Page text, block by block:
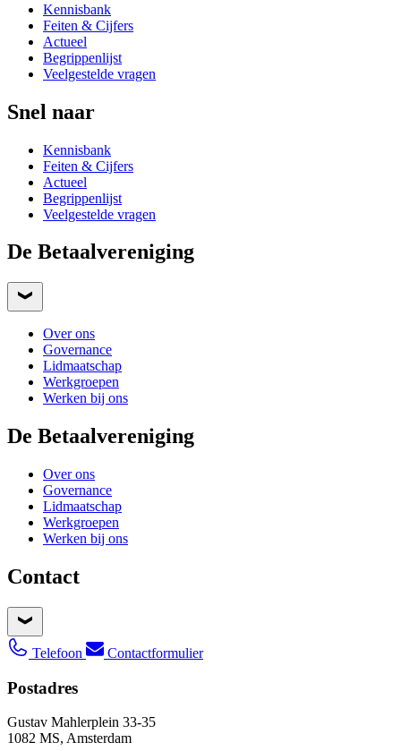
Kennisbank
Feiten & Cijfers
Actueel
Begrippenlijst
Veelgestelde vragen
Snel naar
Kennisbank
Feiten & Cijfers
Actueel
Begrippenlijst
Veelgestelde vragen
De Betaalvereniging
Over ons
Governance
Lidmaatschap
Werkgroepen
Werken bij ons
De Betaalvereniging
Over ons
Governance
Lidmaatschap
Werkgroepen
Werken bij ons
Contact
Telefoon Contactformulier
Postadres
Gustav Mahlerplein 33-35
1082 MS, Amsterdam